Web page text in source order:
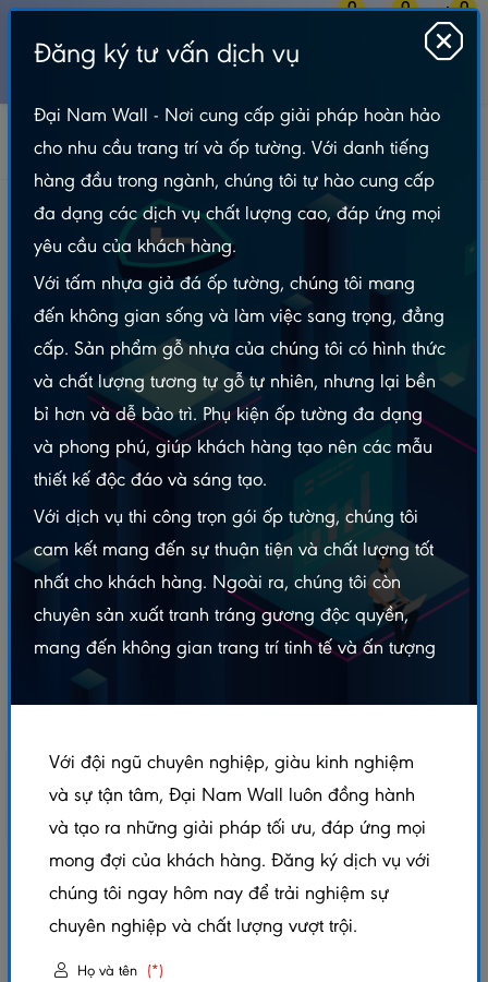
0 0 0
Sàn Galamax
Sàn Gỗ Galamax Lót Sàn Mặt Bóng 8.3mm – BG220
Sàn Gỗ Galamax Lót Sàn Mặt Bóng 8.3mm –
BG220
SÀN GỖ GALAMAX LÓT SÀN MẶT BÓNG
8.3MM – BG220
Đăng ký tư vấn dịch vụ
Đại Nam Wall - Nơi cung cấp giải pháp hoàn hảo
cho nhu cầu trang trí và ốp tường. Với danh tiếng
hàng đầu trong ngành, chúng tôi tự hào cung cấp
đa dạng các dịch vụ chất lượng cao, đáp ứng mọi
yêu cầu của khách hàng.
Với tấm nhựa giả đá ốp tường, chúng tôi mang
đến không gian sống và làm việc sang trọng, đẳng
cấp. Sản phẩm gỗ nhựa của chúng tôi có hình thức
và chất lượng tương tự gỗ tự nhiên, nhưng lại bền
bỉ hơn và dễ bảo trì. Phụ kiện ốp tường đa dạng
và phong phú, giúp khách hàng tạo nên các mẫu
thiết kế độc đáo và sáng tạo.
Với dịch vụ thi công trọn gói ốp tường, chúng tôi
cam kết mang đến sự thuận tiện và chất lượng tốt
nhất cho khách hàng. Ngoài ra, chúng tôi còn
chuyên sản xuất tranh tráng gương độc quyền,
mang đến không gian trang trí tinh tế và ấn tượng
Với đội ngũ chuyên nghiệp, giàu kinh nghiệm
và sự tận tâm, Đại Nam Wall luôn đồng hành
và tạo ra những giải pháp tối ưu, đáp ứng mọi
mong đợi của khách hàng. Đăng ký dịch vụ với
chúng tôi ngay hôm nay để trải nghiệm sự
chuyên nghiệp và chất lượng vượt trội.
Họ và tên (*)